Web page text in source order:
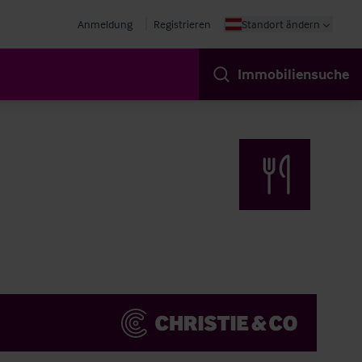
Anmeldung Registrieren Standort ändern
Immobiliensuche